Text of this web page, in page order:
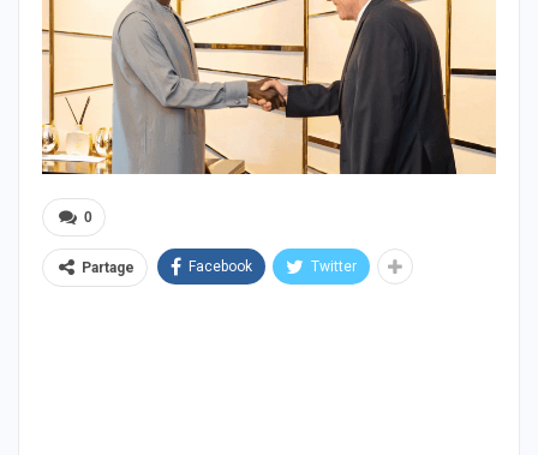
0
Partage Facebook Twitter